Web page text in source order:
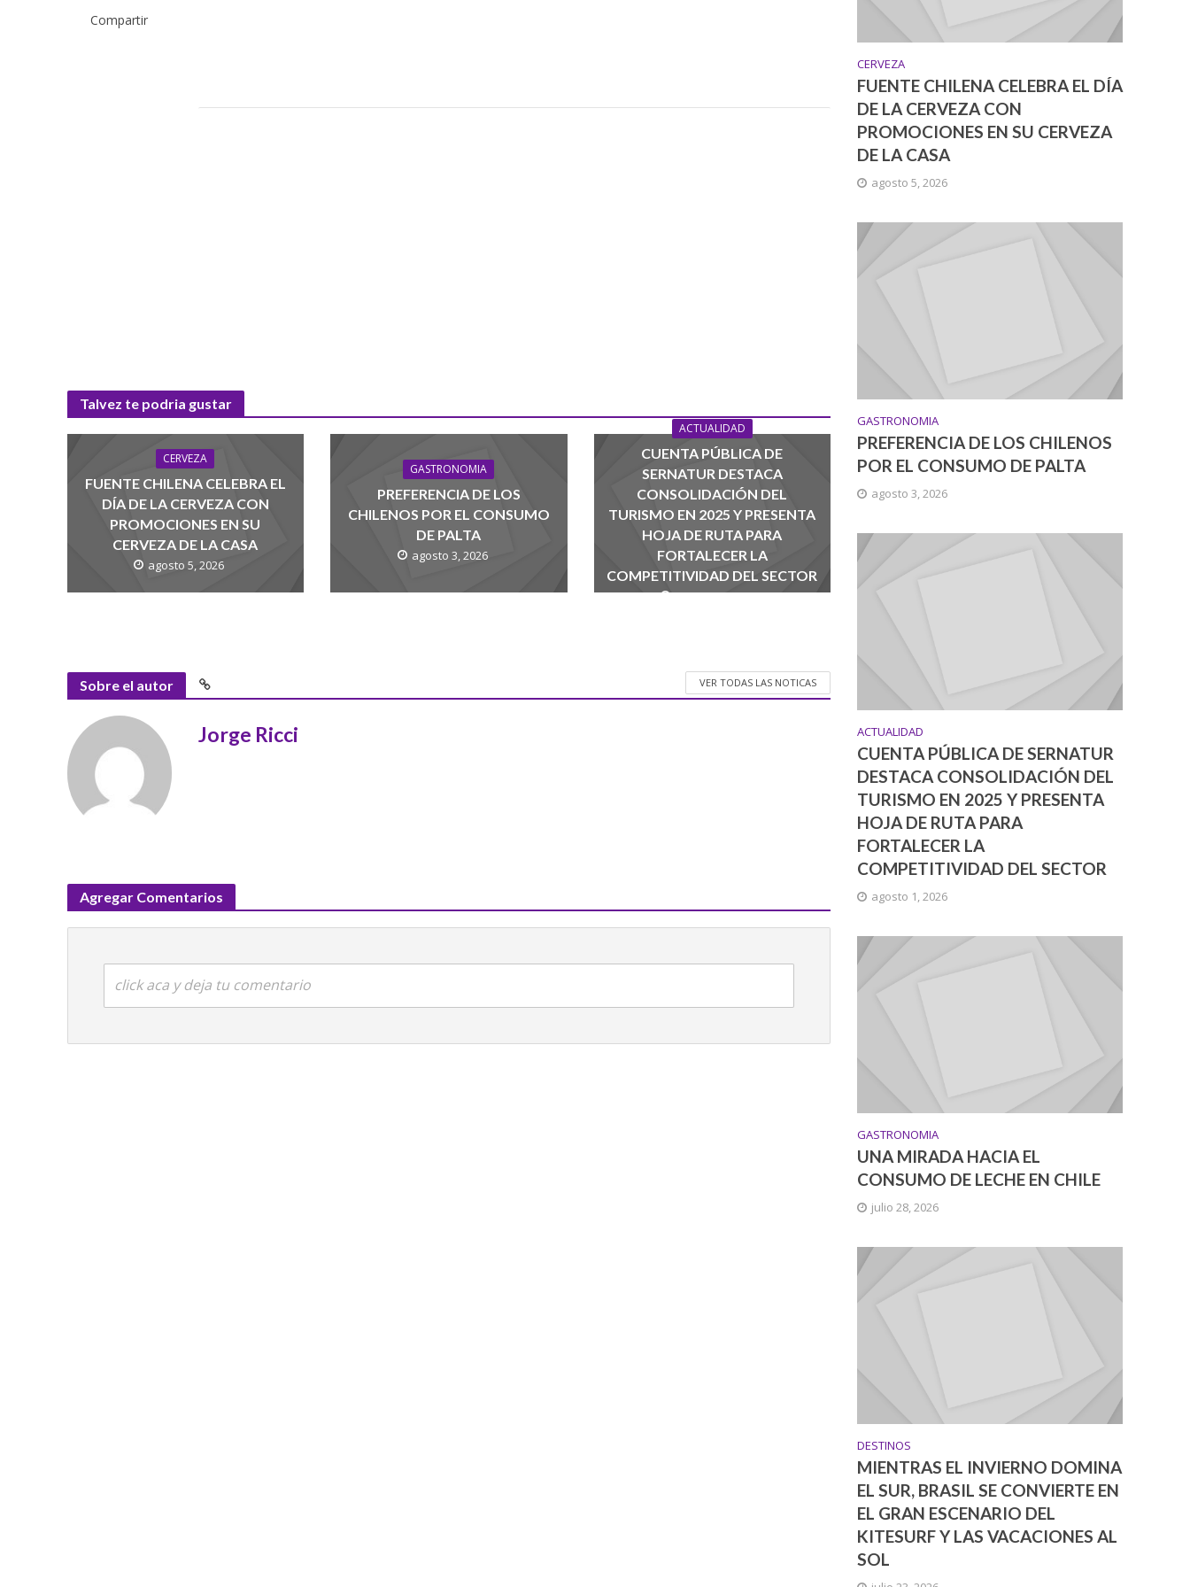
Compartir
Talvez te podria gustar
CERVEZA
FUENTE CHILENA CELEBRA EL
DÍA DE LA CERVEZA CON
PROMOCIONES EN SU
CERVEZA DE LA CASA
agosto 5, 2026
GASTRONOMIA
PREFERENCIA DE LOS
CHILENOS POR EL CONSUMO
DE PALTA
agosto 3, 2026
ACTUALIDAD
CUENTA PÚBLICA DE
SERNATUR DESTACA
CONSOLIDACIÓN DEL
TURISMO EN 2025 Y PRESENTA
HOJA DE RUTA PARA
FORTALECER LA
COMPETITIVIDAD DEL SECTOR
agosto 1, 2026
Sobre el autor VER TODAS LAS NOTICAS
Jorge Ricci
Agregar Comentarios
click aca y deja tu comentario
CERVEZA
FUENTE CHILENA CELEBRA EL DÍA
DE LA CERVEZA CON
PROMOCIONES EN SU CERVEZA
DE LA CASA
agosto 5, 2026
GASTRONOMIA
PREFERENCIA DE LOS CHILENOS
POR EL CONSUMO DE PALTA
agosto 3, 2026
ACTUALIDAD
CUENTA PÚBLICA DE SERNATUR
DESTACA CONSOLIDACIÓN DEL
TURISMO EN 2025 Y PRESENTA
HOJA DE RUTA PARA
FORTALECER LA
COMPETITIVIDAD DEL SECTOR
agosto 1, 2026
GASTRONOMIA
UNA MIRADA HACIA EL
CONSUMO DE LECHE EN CHILE
julio 28, 2026
DESTINOS
MIENTRAS EL INVIERNO DOMINA
EL SUR, BRASIL SE CONVIERTE EN
EL GRAN ESCENARIO DEL
KITESURF Y LAS VACACIONES AL
SOL